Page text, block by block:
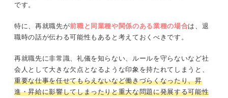
です。
特に、再就職先が前職と同業種や関係のある業種の場合は、退
職時の話が伝わる可能性もあると考えておくべきです。
再就職先に非常識、礼儀を知らない、ルールを守らないなど社
会人として大きな欠点となるような印象を持たれてしまうと、
重要な仕事を任せてもらえないなど働きづらくなったり、昇
進・昇給に影響してしまったりと重大な問題に発展する可能性